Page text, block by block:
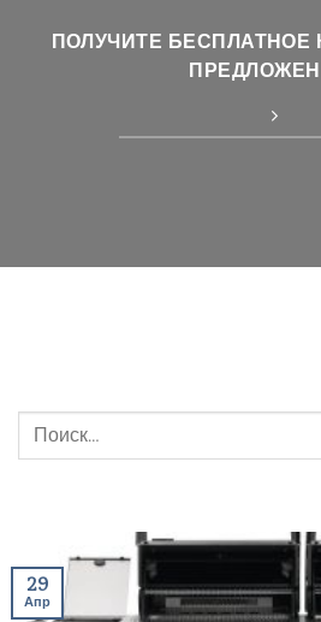
ПОЛУЧИТЕ БЕСПЛАТНОЕ
Искать:
29
Апр